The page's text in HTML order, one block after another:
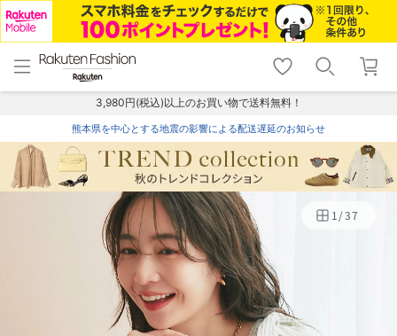
menu home
トップ
shopping_cart lock_outline
ログイン
3,980円(税込)以上のお買い物で送料無料！
熊本県を中心とする地震の影響による配送遅延のお知らせ
1/37